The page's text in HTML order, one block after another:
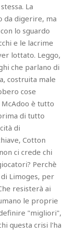
La
da digerire, ma
lo sguardo
e le lacrime
lottato. Leggo,
che parlano di
costruita male
cose
è tutto
di tutto
di
Cotton
ci crede chi
Perchè
Limoges, per
resisterà ai
le proprie
"migliori",
questa crisi l'ha